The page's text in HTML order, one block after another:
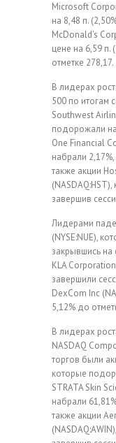
Microsoft
на 8,48 п.
McDonald’s
цене на 6,59 п.
отметке 278,17.
В лидерах
500 по итогам
Southwest
подорожали
One Financial
набрали
также акции
завершив
Лидерами
(NYSE:NUE),
закрывшись на
KLA
завершили
DexCom Inc
5,12% до
В лидерах
NASDAQ
торгов были
которые
STRATA Skin
набрали
также акции